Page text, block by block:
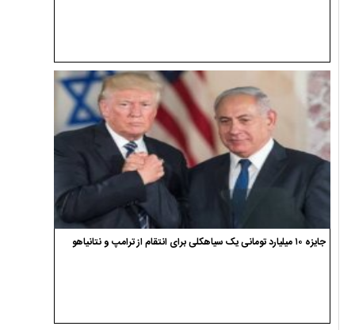
جایزه ۱۰ میلیارد تومانی یک سیاهکلی برای انتقام از ترامپ و نتانیاهو